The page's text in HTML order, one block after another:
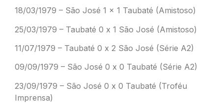
18/03/1979 – São José 1 x 1 Taubaté (Amistoso)
25/03/1979 – Taubaté 0 x 1 São José (Amistoso)
11/07/1979 – Taubaté 0 x 2 São José (Série A2)
09/09/1979 – São José 0 x 0 Taubaté (Série A2)
23/09/1979 – São José 0 x 0 Taubaté (Troféu
Imprensa)